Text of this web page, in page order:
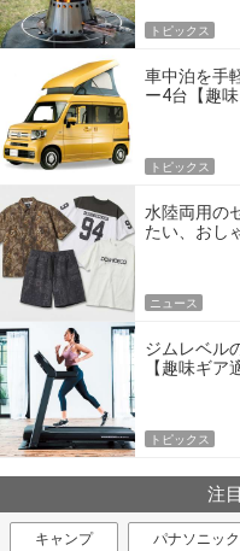
トピックス
車中泊を手
ー4台【趣味
トピックス
水陸両用の
たい、おし
ニュース
ジムレベル
【趣味ギア
トピックス
注
キャンプ パナソニック